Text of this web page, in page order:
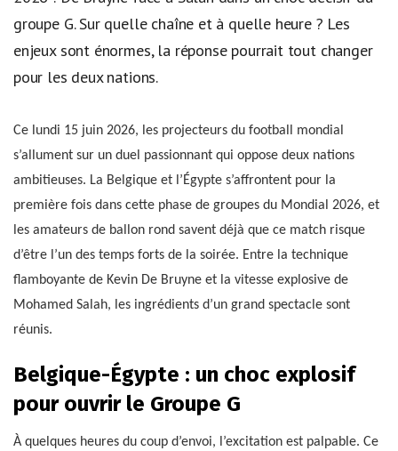
groupe G. Sur quelle chaîne et à quelle heure ? Les
enjeux sont énormes, la réponse pourrait tout changer
pour les deux nations.
Ce lundi 15 juin 2026, les projecteurs du football mondial
s’allument sur un duel passionnant qui oppose deux nations
ambitieuses. La Belgique et l’Égypte s’affrontent pour la
première fois dans cette phase de groupes du Mondial 2026, et
les amateurs de ballon rond savent déjà que ce match risque
d’être l’un des temps forts de la soirée. Entre la technique
flamboyante de Kevin De Bruyne et la vitesse explosive de
Mohamed Salah, les ingrédients d’un grand spectacle sont
réunis.
Belgique-Égypte : un choc explosif
pour ouvrir le Groupe G
À quelques heures du coup d’envoi, l’excitation est palpable. Ce